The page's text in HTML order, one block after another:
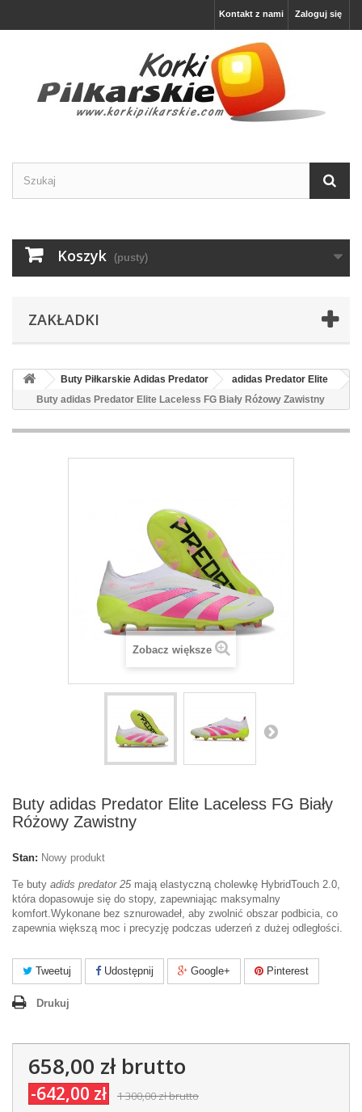
Zaloguj się
Kontakt z nami
Koszyk (pusty)
ZAKŁADKI
Buty Piłkarskie Adidas Predator
adidas Predator Elite
Buty adidas Predator Elite Laceless FG Biały Różowy Zawistny
Zobacz większe
Buty adidas Predator Elite Laceless FG Biały
Różowy Zawistny
Stan: Nowy produkt
Te buty adids predator 25mają elastyczną cholewkę HybridTouch 2.0,
która dopasowuje się do stopy, zapewniając maksymalny
komfort.Wykonane bez sznurowadeł, aby zwolnić obszar podbicia, co
zapewnia większą moc i precyzję podczas uderzeń z dużej odległości.
Tweetuj Udostępnij Google+ Pinterest
Drukuj
658,00 złbrutto
-642,00 zł 1 300,00 złbrutto